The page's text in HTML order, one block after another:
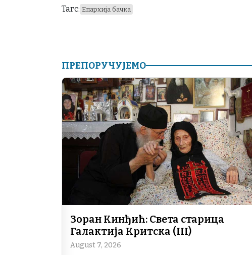
Тагс: Епархија бачка
ПРЕПОРУЧУЈЕМО
Зоран Кинђић: Света старица
Галактија Критска (III)
August 7, 2026